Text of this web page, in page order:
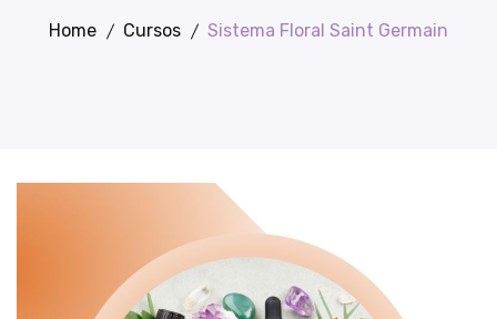
Home Cursos Sistema Floral Saint Germain